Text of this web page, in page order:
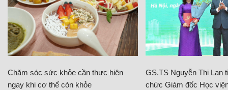
Chăm sóc sức khỏe cần thực hiện
ngay khi cơ thể còn khỏe
GS.TS Nguyễn Thị Lan
chức Giám đốc Học